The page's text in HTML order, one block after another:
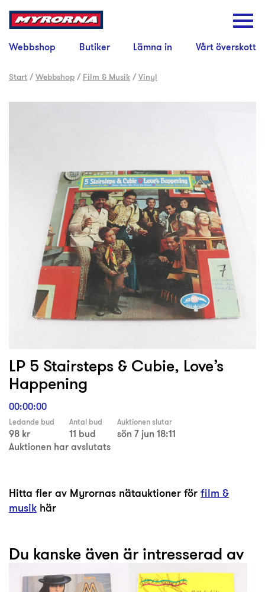
Webbshop Butiker Lämna in Vårt överskott
Start /Webbshop / Film & Musik /Vinyl
LP 5 Stairsteps & Cubie, Love’s
Happening
00:00:00
Ledande bud
98 kr
Antal bud
11 bud
Auktionen slutar
sön 7 jun 18:11
Auktionen har avslutats
Hitta fler av Myrornas nätauktioner förfilm &
musik här
Du kanske även är intresserad av